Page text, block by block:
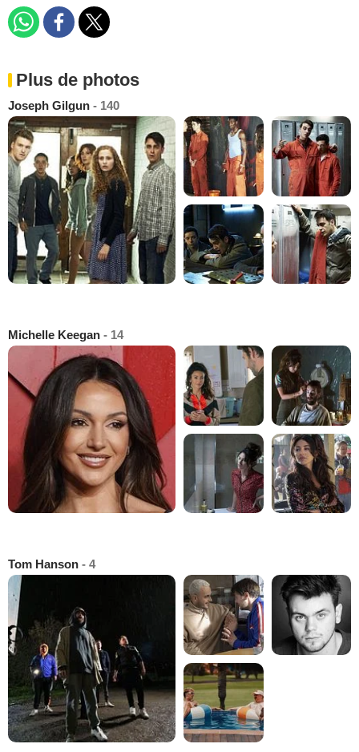
Plus de photos
Joseph Gilgun - 140
Michelle Keegan - 14
Tom Hanson - 4